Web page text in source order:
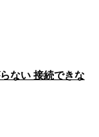
ない 接続できな